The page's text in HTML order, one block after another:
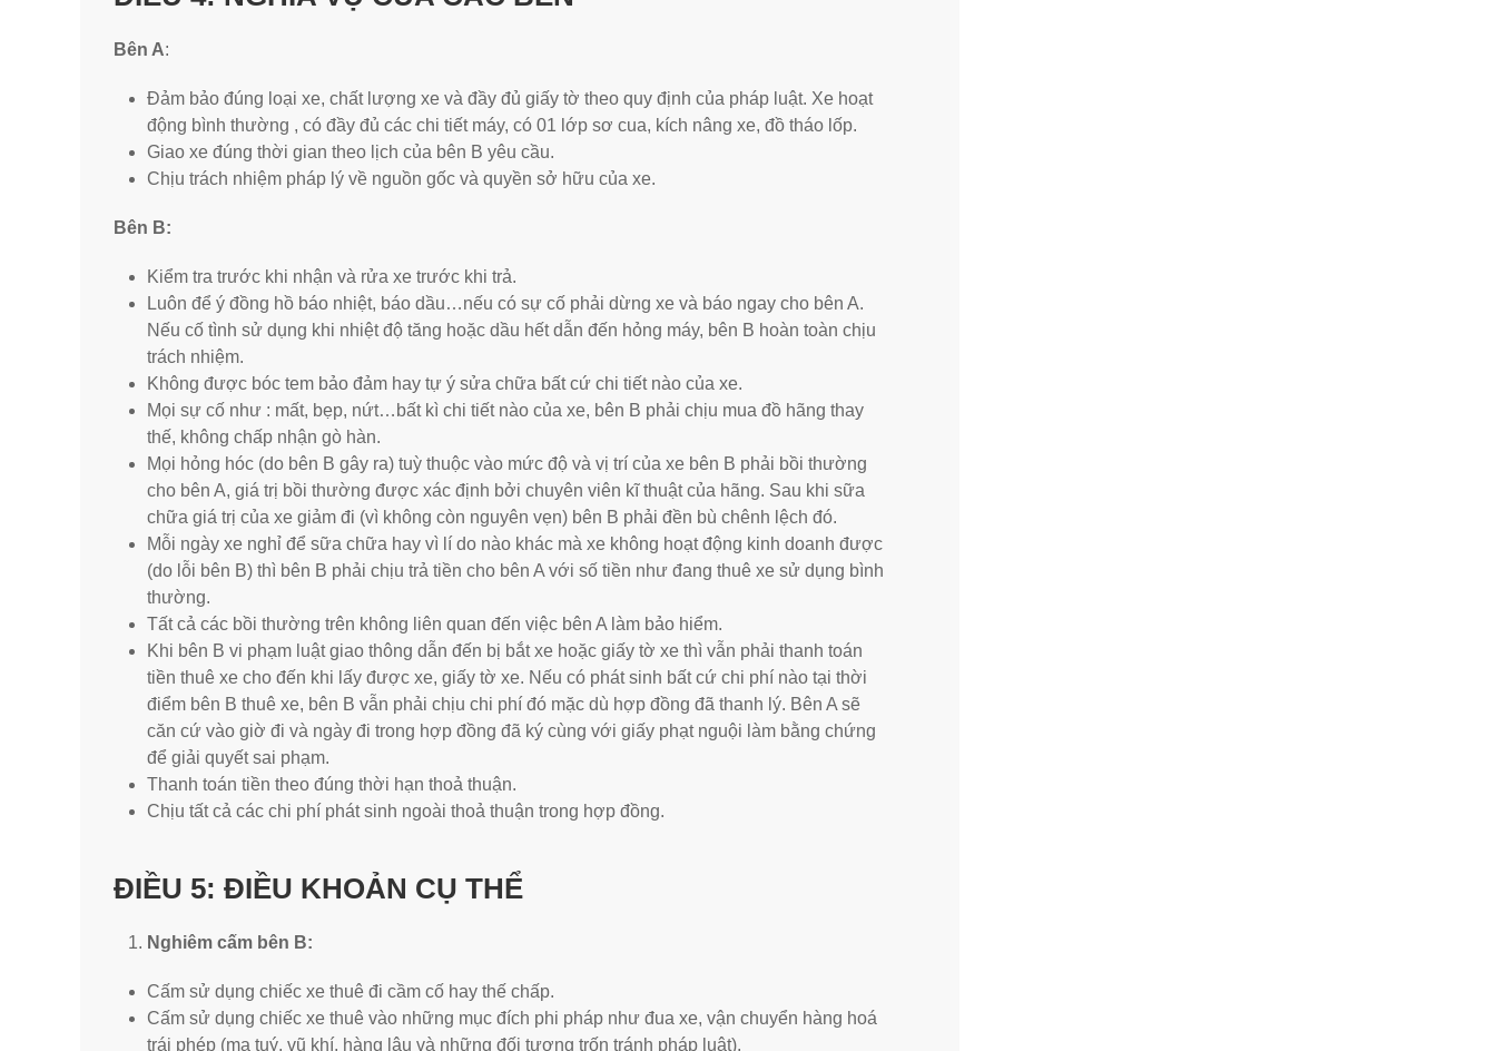
Bên A:
Đảm bảo đúng loại xe, chất lượng xe và đầy đủ giấy tờ theo quy định của pháp luật. Xe hoạt
động bình thường , có đầy đủ các chi tiết máy, có 01 lớp sơ cua, kích nâng xe, đồ tháo lốp.
Giao xe đúng thời gian theo lịch của bên B yêu cầu.
Chịu trách nhiệm pháp lý về nguồn gốc và quyền sở hữu của xe.
Bên B:
Kiểm tra trước khi nhận và rửa xe trước khi trả.
Luôn để ý đồng hồ báo nhiệt, báo dầu…nếu có sự cố phải dừng xe và báo ngay cho bên A.
Nếu cố tình sử dụng khi nhiệt độ tăng hoặc dầu hết dẫn đến hỏng máy, bên B hoàn toàn chịu
trách nhiệm.
Không được bóc tem bảo đảm hay tự ý sửa chữa bất cứ chi tiết nào của xe.
Mọi sự cố như : mất, bẹp, nứt…bất kì chi tiết nào của xe, bên B phải chịu mua đồ hãng thay
thế, không chấp nhận gò hàn.
Mọi hỏng hóc (do bên B gây ra) tuỳ thuộc vào mức độ và vị trí của xe bên B phải bồi thường
cho bên A, giá trị bồi thường được xác định bởi chuyên viên kĩ thuật của hãng. Sau khi sữa
chữa giá trị của xe giảm đi (vì không còn nguyên vẹn) bên B phải đền bù chênh lệch đó.
Mỗi ngày xe nghỉ để sữa chữa hay vì lí do nào khác mà xe không hoạt động kinh doanh được
(do lỗi bên B) thì bên B phải chịu trả tiền cho bên A với số tiền như đang thuê xe sử dụng bình
thường.
Tất cả các bồi thường trên không liên quan đến việc bên A làm bảo hiểm.
Khi bên B vi phạm luật giao thông dẫn đến bị bắt xe hoặc giấy tờ xe thì vẫn phải thanh toán
tiền thuê xe cho đến khi lấy được xe, giấy tờ xe. Nếu có phát sinh bất cứ chi phí nào tại thời
điểm bên B thuê xe, bên B vẫn phải chịu chi phí đó mặc dù hợp đồng đã thanh lý. Bên A sẽ
căn cứ vào giờ đi và ngày đi trong hợp đồng đã ký cùng với giấy phạt nguội làm bằng chứng
để giải quyết sai phạm.
Thanh toán tiền theo đúng thời hạn thoả thuận.
Chịu tất cả các chi phí phát sinh ngoài thoả thuận trong hợp đồng.
ĐIỀU 5: ĐIỀU KHOẢN CỤ THỂ
Nghiêm cấm bên B:
Cấm sử dụng chiếc xe thuê đi cầm cố hay thế chấp.
Cấm sử dụng chiếc xe thuê vào những mục đích phi pháp như đua xe, vận chuyển hàng hoá
trái phép (ma tuý, vũ khí, hàng lậu và những đối tượng trốn tránh pháp luật).